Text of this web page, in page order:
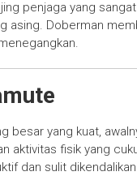
penjaga yang
asing. Doberman
besar yang kuat,
aktivitas fisik yang
dan sulit